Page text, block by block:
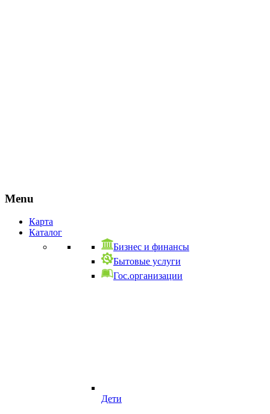
Menu
Карта
Каталог
Бизнес и финансы
Бытовые услуги
Гос.организации
Дети